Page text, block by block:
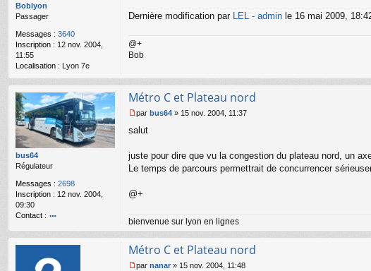
Boblyon
Passager
Messages : 3640
Inscription : 12 nov. 2004,
11:55
Localisation : Lyon 7e
e
n
l
Dernière modification par LEL - admin le 16 mai 2009,
@+
Bob
bus64
Régulateur
Messages : 2698
Inscription : 12 nov. 2004,
09:30
Contact :
nt
te
Métro C et Plateau nord
e
s
g
n
l
u
par bus64 » 15 nov. 2004, 11:37
salut
juste pour dire que vu la congestion du plateau nord, un
Le temps de parcours permettrait de concurrencer
@+
bienvenue sur lyon en lignes
Métro C et Plateau nord
par nanar » 15 nov. 2004, 11:48